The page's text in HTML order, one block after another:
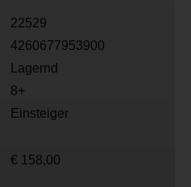
22529
4260677953900
Lagernd
8+
Einsteiger
€ 158,00